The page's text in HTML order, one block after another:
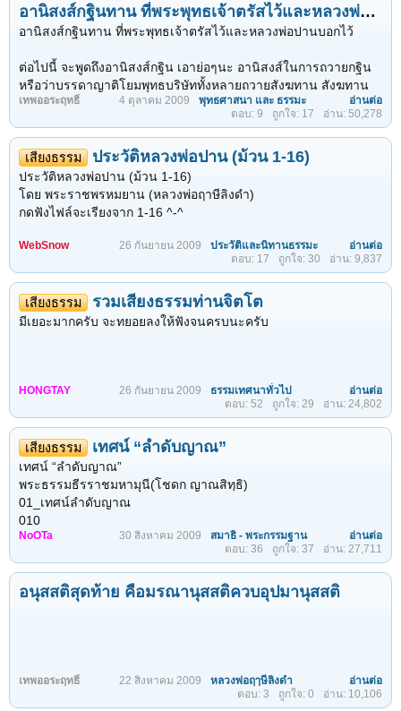
การที่จะห้ามฝนไม่ให้ตกนั้นมิใช่ฐานะ
แต่ขออย่าได้ตกลงมาตรงที่ข้าพเจ้าอยู่ ขอให้ผ่าน ไปทางอื่น "
เป็นที่น่าอัศจรรย์...
ต่อกันก็ให้อภัยกัน อโหสิกันเสีย อย่างที่ท่านมาอโหสิกรรม ณ บัดนี้ ให้
อภัยซึ่งกันและกัน พอให้อภัยได้ ท่านก็แผ่เมตตาได้ ถ้าท่านมี อารมณ์
ล่ะท่านจะแผ่เมตตาออกได้...
ประโยชน์ของการนั่งสมาธิ การปฏิบัติวิปัสสนากรรมฐานมีมากมาย
เป็นที่น่ายินดีว่าได้มีการศึกษาวิจัยที่น่าเชื่อถือได้ ลองพิจารณา
พิสูจน์ได้แล้ว การทำสมาธิ ทำจิตใจให้ว่าง เป็นยาอายุวัฒนะ ทำให้
ยังคงดูหนุ่มสาว ชั่วแต่เพียงทำให้ได้วันละแค่ ๒๐ นาทีเท่านั้น
รายงานการศึกษาอันน่าตื่นใจ เปิดเผยในวารสารเวชศาสตร์
พฤติกรรม เล่มใหม่ กล่าวว่า ผู้ทำสมาธิจะมีปริมาณฮอร์โมนอายุยืน
ในร่างกาย มากเท่ากับผู้ที่หนุ่มสาวกว่าตั้ง ๕ - ๑๐ ปี พร้อมกับสอนว่า
เพียงแค่หาที่นั่งสมาธิตามมุมสงบ จะนั่งเก้าอี้หรือนั่งกับพื้นก็ได้ ปล่อย
ตัวตามสบาย นั่งหลังตั้งตรง แล้วทำจิตใจให้ว่างเท่านั้น
“การนั่งสมาธิทำให้เรารู้จักชีวิต มีขันติ และจิตใจสบาย” หมอเจย์
แกลเซอร์ ที่ศูนย์สาธารณสุข ที่เมืองแลงคาสเตอร์ รัฐแมสซาจูเส็ตต์
กล่าวและบอกว่า “ความแก่ชรานี้ก็ไม่ใช่อะไรอื่น มันก็คือ
ความเครียดที่ฝังสะสมอยู่มานานนั่นเอง” การศึกษาคุณประโยชน์
ของการทำสมาธิครั้งนี้...
อานิสงส์กฐินทาน ที่พระพุทธเจ้าตรัสไว้และหลวงพ่อปานบอกไว้ (หลวงพ่อฤาษีลิงดำ)
อานิสงส์กฐินทาน ที่พระพุทธเจ้าตรัสไว้และหลวงพ่อปานบอกไว้
ต่อไปนี้ จะพูดถึงอานิสงส์กฐิน เอาย่อๆนะ อานิสงส์ในการถวายกฐิน
หรือว่าบรรดาญาติโยมพุทธบริษัททั้งหลายถวายสังฆทาน สังฆทาน
วันนี้เป็นสังฆทานของกฐิน การถวายสังฆทานทุกอย่างมีผลควบกับ
กฐิน เพราะเป็นวันของกฐิน ความจริงการทอดกฐิน ไม่ใช่ประเพณี
นิยม เป็นพระวินัยที่พระพุทธเจ้าทรงบัญญัติไว้ว่า ผ้ากฐินทาน จะรับ
ได้ก็ต่อเมื่อถึงวันแรม 1 ค่ำ เดือน 11 ถึงกลางเดือน 12 หลังจากนั้น
จะทอดขนาดไหนก็ตาม จะไม่เป็นกฐิน ฉะนั้น กฐินมีเวลากาลจำกัด
ทีนี้ ว่าถึงอานิสงส์กฐิน อานิสงส์กฐินนี้ หลวงพ่อปาน วัดบางนมโค
อ.เสนา จ.พระนครศรีอยุธยา ท่านเคยเทศน์ และก็เทศน์ตามบาลี
วันนี้ก็ดี จะเป็นเงินก็ตาม จะเป็นของก็ตาม ถือว่าทุกอย่าง เป็น
ต่อไปนี้ก็โปรดทราบ จะนำพระสูตรตามที่ท่านกล่าวไว้ในบาลีให้
ทราบ ตามที่พระพุทธเจ้าทรงตรัสว่า ในสมัยพระองค์เกิดเป็น"มหาทุ
คคตะ" ในสมัยพระพุทธเจ้าทรงพระนามว่า "พระปทุมมุตระ" เวลานั้น
เทพออระฤทธิ์ 4 ตุลาคม 2009 พุทธศาสนา และ ธรรมะ
อ่านต่อ
อ่าน: 50,278
ถูกใจ: 17
ตอบ: 9
เสียงธรรม ประวัติหลวงพ่อปาน (ม้วน 1-16)
ประวัติหลวงพ่อปาน (ม้วน 1-16)
โดย พระราชพรหมยาน (หลวงพ่อฤาษีลิงดำ)
กดฟังไฟล์จะเรียงจาก 1-16 ^-^
WebSnow 26 กันยายน 2009 ประวัติและนิทานธรรมะ
อ่านต่อ
อ่าน: 9,837
ถูกใจ: 30
ตอบ: 17
เสียงธรรม รวมเสียงธรรมท่านจิตโต
มีเยอะมากครับ จะทยอยลงให้ฟังจนครบนะครับ
HONGTAY 26 กันยายน 2009 ธรรมเทศนาทั่วไป
อ่านต่อ
อ่าน: 24,802
ถูกใจ: 29
ตอบ: 52
เสียงธรรม เทศน์ “ลำดับญาณ”
เทศน์ “ลำดับญาณ”
พระธรรมธีรราชมหามุนี(โชดก ญาณสิทฺธิ)
01_เทศน์ลำดับญาณ
010
011
013
014
NoOTa 30 สิงหาคม 2009 สมาธิ - พระกรรมฐาน
อ่านต่อ
อ่าน: 27,711
ถูกใจ: 37
ตอบ: 36
อนุสสติสุดท้าย คือมรณานุสสติควบอุปมานุสสติ
เทพออระฤทธิ์ 22 สิงหาคม 2009 หลวงพ่อฤๅษีลิงดำ
อ่านต่อ
อ่าน: 10,106
ถูกใจ: 0
ตอบ: 3